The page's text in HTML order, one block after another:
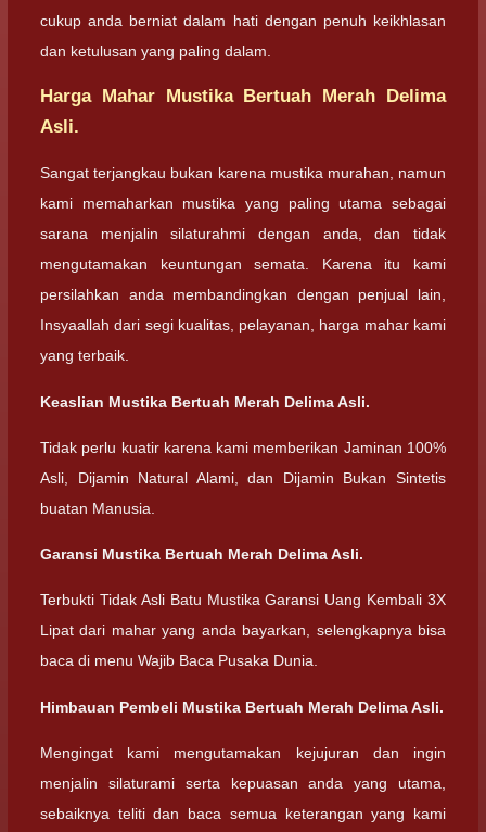
cukup anda berniat dalam hati dengan penuh keikhlasan
dan ketulusan yang paling dalam.
Harga Mahar Mustika Bertuah Merah Delima
Asli.
Sangat terjangkau bukan karena mustika murahan, namun
kami memaharkan mustika yang paling utama sebagai
sarana menjalin silaturahmi dengan anda, dan tidak
mengutamakan keuntungan semata. Karena itu kami
persilahkan anda membandingkan dengan penjual lain,
Insyaallah dari segi kualitas, pelayanan, harga mahar kami
yang terbaik.
Keaslian Mustika Bertuah Merah Delima Asli.
Tidak perlu kuatir karena kami memberikan Jaminan 100%
Asli, Dijamin Natural Alami, dan Dijamin Bukan Sintetis
buatan Manusia.
Garansi Mustika Bertuah Merah Delima Asli.
Terbukti Tidak Asli Batu Mustika Garansi Uang Kembali 3X
Lipat dari mahar yang anda bayarkan, selengkapnya bisa
baca di menu Wajib Baca Pusaka Dunia.
Himbauan Pembeli Mustika Bertuah Merah Delima Asli.
Mengingat kami mengutamakan kejujuran dan ingin
menjalin silaturami serta kepuasan anda yang utama,
sebaiknya teliti dan baca semua keterangan yang kami